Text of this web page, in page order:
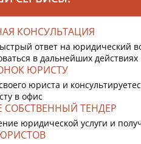
КОНСУЛЬТАЦИЯ
ответ на юридический
в дальнейших действиях
ЮРИСТУ
юриста и
в офис
СОБСТВЕННЫЙ ТЕНДЕР
юридической услуги и